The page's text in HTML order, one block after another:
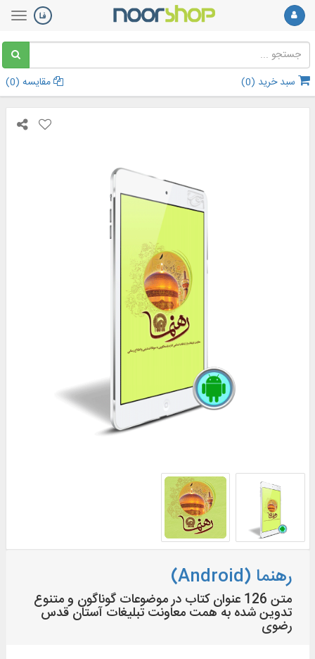
سبد خرید (0
) مقایسه (0
)
رهنما (Android)
متن 126 عنوان کتاب در موضوعات گوناگون و متنوع
تدوین شده به همت معاونت تبلیغات آستان قدس
رضوی